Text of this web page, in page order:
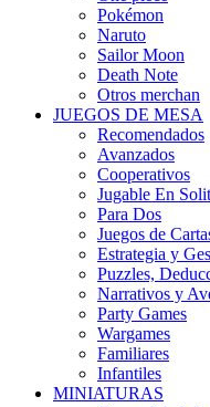
Pokémon
Naruto
Sailor Moon
Death Note
Otros merchan
JUEGOS DE MESA
Recomendados
Avanzados
Cooperativos
Jugable En
Para Dos
Juegos de
Estrategia y
Puzzles,
Narrativos y
Party Games
Wargames
Familiares
Infantiles
MINIATURAS